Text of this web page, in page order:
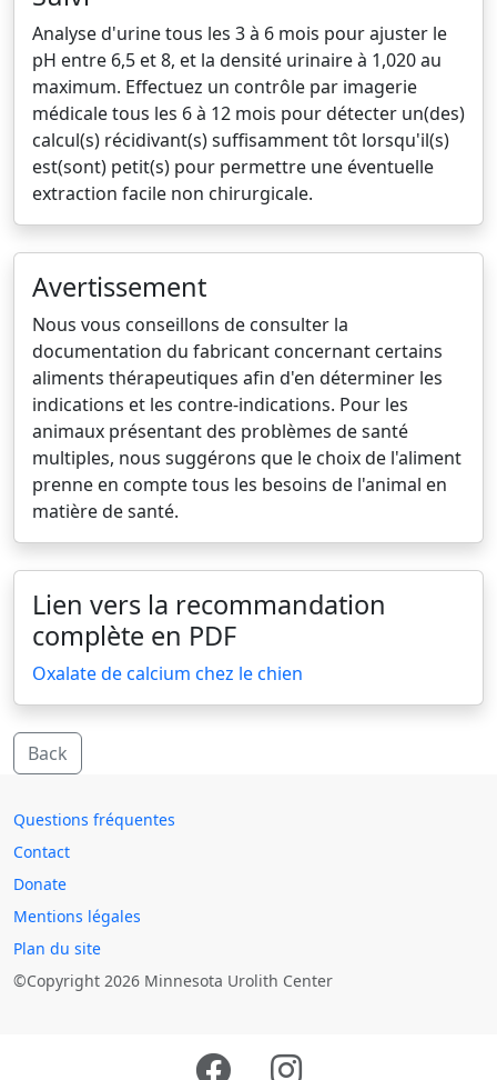
Analyse d'urine tous les 3 à 6 mois pour ajuster le
pH entre 6,5 et 8, et la densité urinaire à 1,020 au
maximum. Effectuez un contrôle par imagerie
médicale tous les 6 à 12 mois pour détecter un(des)
calcul(s) récidivant(s) suffisamment tôt lorsqu'il(s)
est(sont) petit(s) pour permettre une éventuelle
extraction facile non chirurgicale.
Avertissement
Nous vous conseillons de consulter la
documentation du fabricant concernant certains
aliments thérapeutiques afin d'en déterminer les
indications et les contre-indications. Pour les
animaux présentant des problèmes de santé
multiples, nous suggérons que le choix de l'aliment
prenne en compte tous les besoins de l'animal en
matière de santé.
Lien vers la recommandation
complète en PDF
Oxalate de calcium chez le chien
Back
Questions fréquentes
Contact
Donate
Mentions légales
Plan du site
©Copyright 2026 Minnesota Urolith Center